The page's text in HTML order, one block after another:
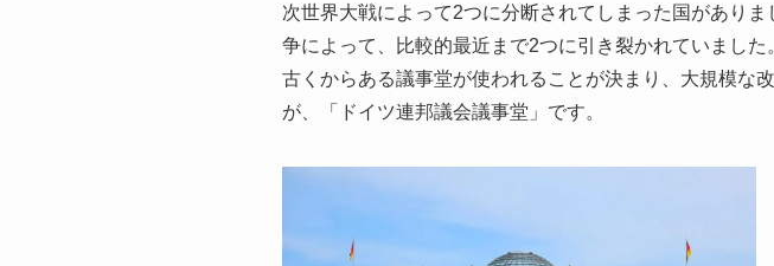
次世界大戦によって2つに分断されてしまった国があり
争によって、比較的最近まで2つに引き裂かれていまし
古くからある議事堂が使われることが決まり、大規模な
が、「ドイツ連邦議会議事堂」です。